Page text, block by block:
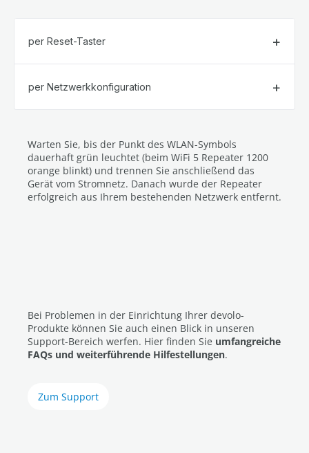
per Reset-Taster
per Netzwerkkonfiguration
Warten Sie, bis der Punkt des WLAN-Symbols
dauerhaft grün leuchtet (beim WiFi 5 Repeater 1200
orange blinkt) und trennen Sie anschließend das
Gerät vom Stromnetz. Danach wurde der Repeater
erfolgreich aus Ihrem bestehenden Netzwerk entfernt.
Bei Problemen in der Einrichtung Ihrer devolo-
Produkte können Sie auch einen Blick in unseren
Support-Bereich werfen. Hier finden Sie umfangreiche
FAQs und weiterführende Hilfestellungen.
Zum Support